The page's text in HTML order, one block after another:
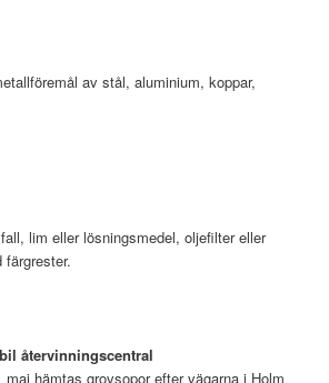
av stål, aluminium, koppar,
lim eller lösningsmedel, oljefilter eller
färgrester.
återvinningscentral
maj hämtas grovsopor efter vägarna i Holm